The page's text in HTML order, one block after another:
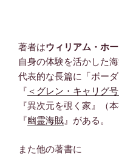
著者はウィリアム・ホ
自身の体験を活かした
代表的な長篇に「ボー
『 ＜グレン・キャリグ
『異次元を覗く家』（本
『幽霊海賊 』がある。
また他の著書に